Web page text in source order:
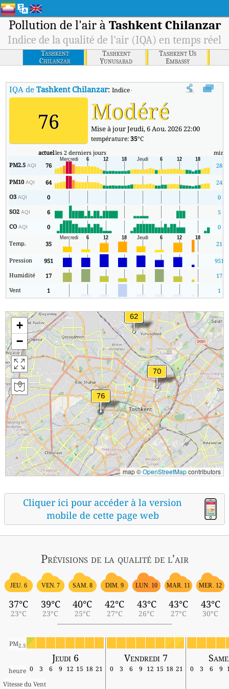
Pollution de l'air à Tashkent Chilanzar
Indice de la qualité de l'air (IQA) en temps réel
Tashkent
Chilanzar
Tashkent
Yunusabad
Tashkent Us
Embassy
IQA deTashkent Chilanzar:Indice de la qualité de l'air (IQA) à
76 Modéré
Mise à jour Jeudi, 6 Aou. 2026 22:00
température:35°C
actuelles 2 derniers jours min
PM2.5AQI 76 28
PM10AQI 64 24
O3AQI 0
0
SO2AQI 6
5
COAQI 0 0
Temp. 35 21
Pression 951 951
Humidité
17
17
Vent
1 1
+
−
map ©OpenStreetMapcontributors
Cliquer ici pour accéder à la version
mobile de cette page web
Prévisionsde la qualité de l'air
JEU. 6
37°C
23°C
VEN. 7
39°C
23°C
SAM. 8
40°C
25°C
DIM. 9
42°C
27°C
LUN. 10
43°C
26°C
MAR. 11
43°C
27°C
MER. 12
43°C
30°C
PM2.5
Jeudi 6 Vendredi 7
heure 0 3 6 9 12 15 18 21 0 3 6 9 12 15 18 21 0 3 6 9
Vitesse du Vent